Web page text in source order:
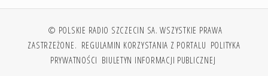
© POLSKIE RADIO SZCZECIN SA. WSZYSTKIE PRAWA
ZASTRZEŻONE. REGULAMIN KORZYSTANIA Z PORTALU POLITYKA
PRYWATNOŚCI BIULETYN INFORMACJI PUBLICZNEJ